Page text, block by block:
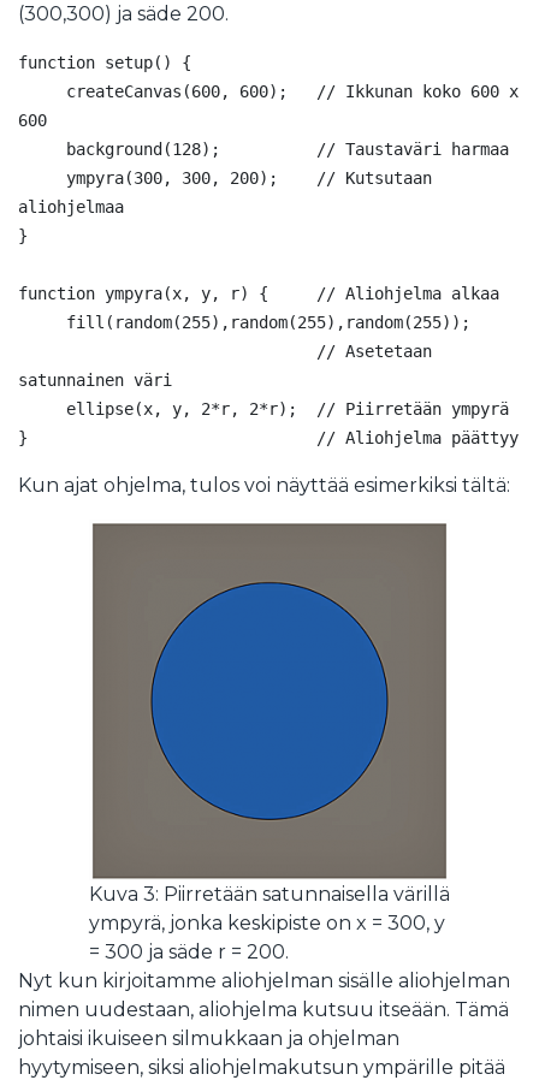
(300,300) ja säde 200.
function setup() {
600
aliohjelmaa
}
function ympyra(x, y, r) {     // Aliohjelma alkaa
satunnainen väri
Kun ajat ohjelma, tulos voi näyttää esimerkiksi tältä:
Kuva 3: Piirretään satunnaisella värillä
ympyrä, jonka keskipiste on x = 300, y
= 300 ja säde r = 200.
Nyt kun kirjoitamme aliohjelman sisälle aliohjelman
nimen uudestaan, aliohjelma kutsuu itseään. Tämä
johtaisi ikuiseen silmukkaan ja ohjelman
hyytymiseen, siksi aliohjelmakutsun ympärille pitää